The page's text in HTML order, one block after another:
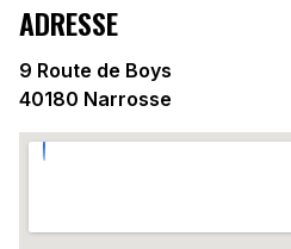
ADRESSE
9 Route de Boys
40180 Narrosse